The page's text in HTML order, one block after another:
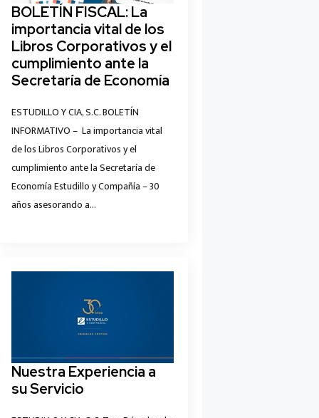
BOLETÍN FISCAL: La
importancia vital de los
Libros Corporativos y el
cumplimiento ante la
Secretaría de Economía
ESTUDILLO Y CIA, S.C. BOLETÍN
INFORMATIVO – La importancia vital
de los Libros Corporativos y el
cumplimiento ante la Secretaría de
Economía Estudillo y Compañía – 30
años asesorando a…
Nuestra Experiencia a
su Servicio